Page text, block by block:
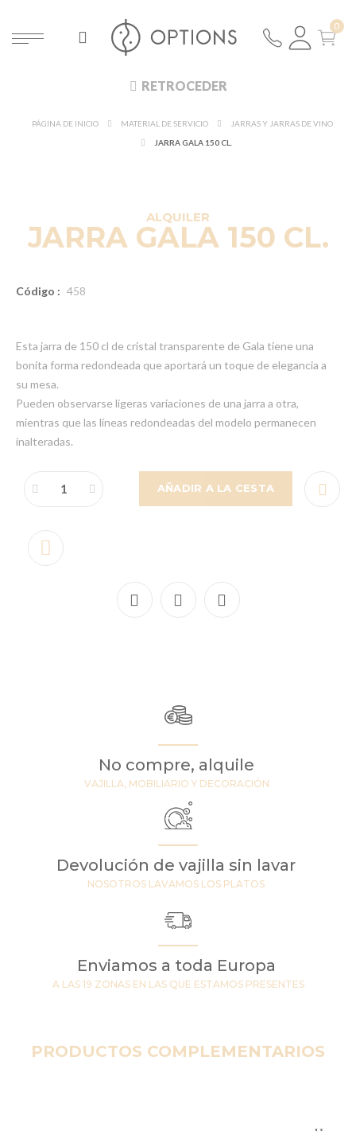
RETROCEDER
PÁGINA DE INICIO MATERIAL DE SERVICIO
JARRAS Y JARRAS DE VINO
JARRA GALA 150 CL.
ALQUILER
JARRA GALA 150 CL.
Código : 458
Esta jarra de 150 cl de cristal transparente de Gala tiene una
bonita forma redondeada que aportará un toque de elegancia a
su mesa.
Pueden observarse ligeras variaciones de una jarra a otra,
mientras que las líneas redondeadas del modelo permanecen
inalteradas.
AÑADIR A LA CESTA
No compre, alquile
VAJILLA, MOBILIARIO Y DECORACIÓN
Devolución de vajilla sin lavar
NOSOTROS LAVAMOS LOS PLATOS
Enviamos a toda Europa
A LAS 19 ZONAS EN LAS QUE ESTAMOS PRESENTES
PRODUCTOS COMPLEMENTARIOS